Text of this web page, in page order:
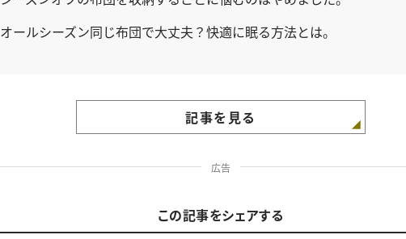
オールシーズン同じ布団で大丈夫？快適に眠る方法とは。
記事を見る
広告
この記事をシェアする